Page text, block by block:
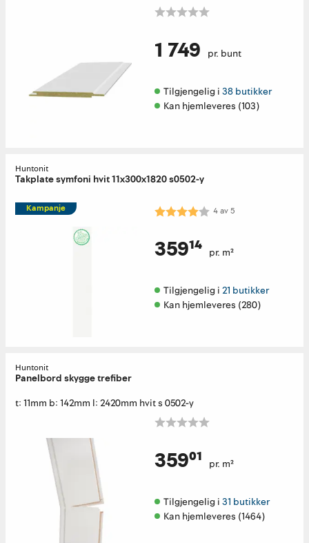
1 749 pr. bunt
Tilgjengelig i 38 butikker
Kan hjemleveres (103)
Huntonit
Takplate symfoni hvit 11x300x1820 s0502-y
Kampanje Karakter: 4.0 av 5 mulige
4av5
359¹⁴ pr. m²
Tilgjengelig i 21 butikker
Kan hjemleveres (280)
Huntonit
Panelbord skygge trefiber
t: 11mm b: 142mm l: 2420mm hvit s 0502-y
359⁰¹ pr. m²
Tilgjengelig i 31 butikker
Kan hjemleveres (1464)